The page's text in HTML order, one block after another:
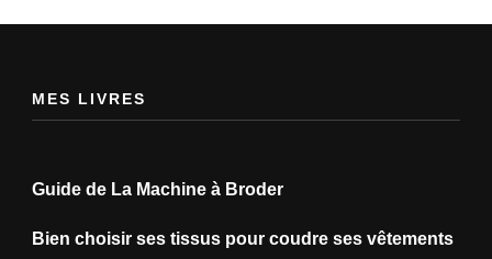
MES LIVRES
Guide de La Machine à Broder
Bien choisir ses tissus pour coudre ses vêtements